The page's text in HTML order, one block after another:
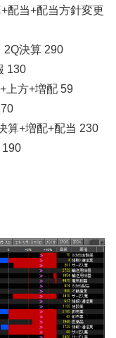
配当+配当方針変更
決算 290
130
上方+増配 59
算+増配+配当 230